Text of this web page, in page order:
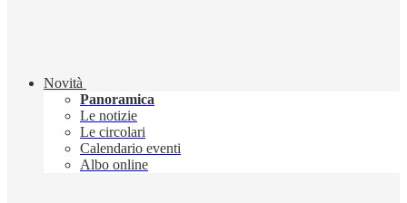
Novità
Panoramica
Le notizie
Le circolari
Calendario eventi
Albo online